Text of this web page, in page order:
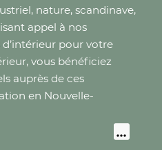
nature, scandinave,
appel à nos
pour votre
vous bénéficiez
auprès de ces
en Nouvelle-